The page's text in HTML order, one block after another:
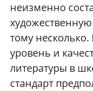
неизменно
тому
уровень и
литературы в
стандарт